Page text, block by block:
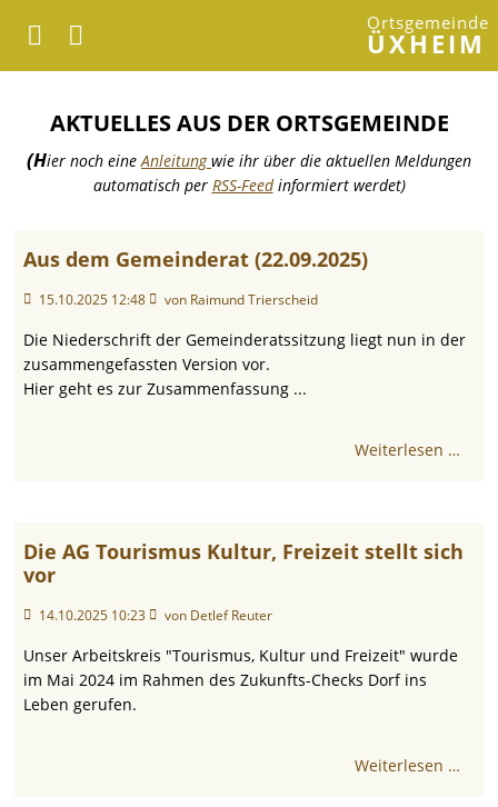
Ortsgemeinde
ÜXHEIM
AKTUELLES AUS DER ORTSGEMEINDE
(Hier noch eine Anleitungwie ihr über die aktuellen Meldungen
automatisch per RSS-Feedinformiert werdet)
Aus dem Gemeinderat (22.09.2025)
15.10.2025 12:48 von Raimund Trierscheid
Die Niederschrift der Gemeinderatssitzung liegt nun in der
zusammengefassten Version vor.
Hier geht es zur Zusammenfassung ...
Weiterlesen …
Die AG Tourismus Kultur, Freizeit stellt sich
vor
14.10.2025 10:23 von Detlef Reuter
Unser Arbeitskreis "Tourismus, Kultur und Freizeit" wurde
im Mai 2024 im Rahmen des Zukunfts-Checks Dorf ins
Leben gerufen.
Weiterlesen …